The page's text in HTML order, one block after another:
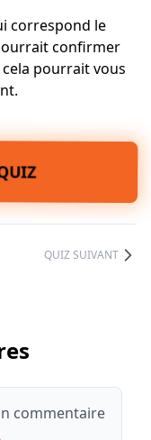
correspond le
confirmer
pourrait vous
QUIZ SUIVANT
commentaire